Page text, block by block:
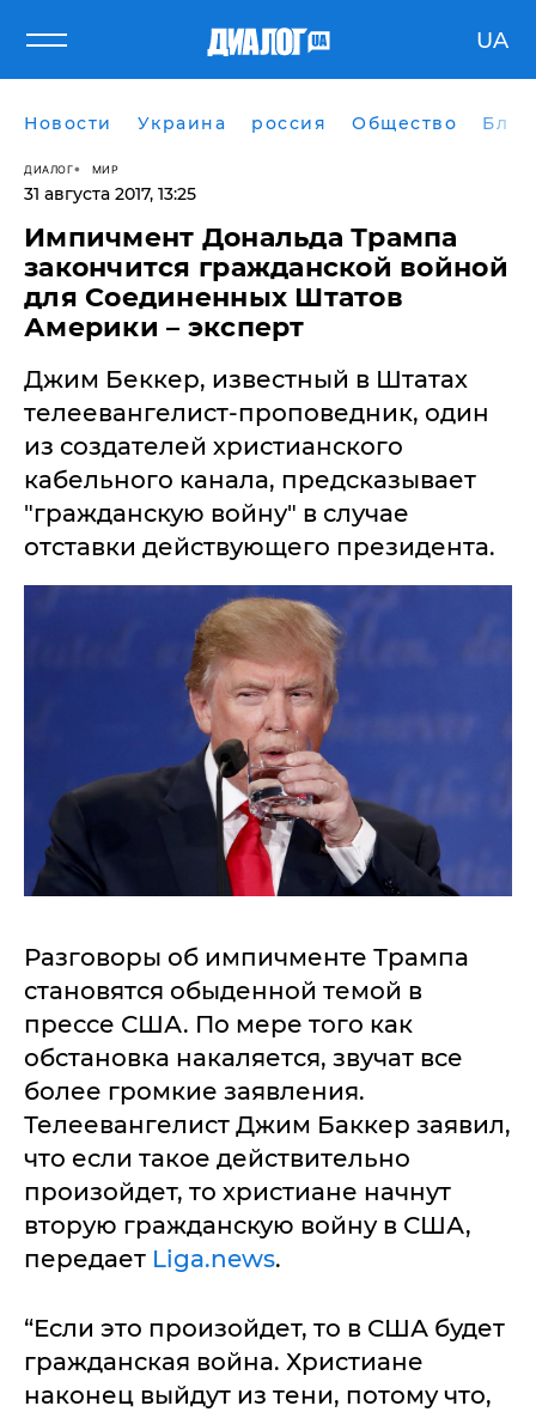
UA
Новости Украина россия Общество
ДИАЛОГ МИР
31 августа 2017, 13:25
Импичмент Дональда Трампа
закончится гражданской войной
для Соединенных Штатов
Америки – эксперт
Джим Беккер, известный в Штатах
телеевангелист-проповедник, один
из создателей христианского
кабельного канала, предсказывает
"гражданскую войну" в случае
отставки действующего президента.
Разговоры об импичменте Трампа
становятся обыденной темой в
прессе США. По мере того как
обстановка накаляется, звучат все
более громкие заявления.
Телеевангелист Джим Баккер заявил,
что если такое действительно
произойдет, то христиане начнут
вторую гражданскую войну в США,
передает Liga.news.
“Если это произойдет, то в США будет
гражданская война. Христиане
наконец выйдут из тени, потому что,